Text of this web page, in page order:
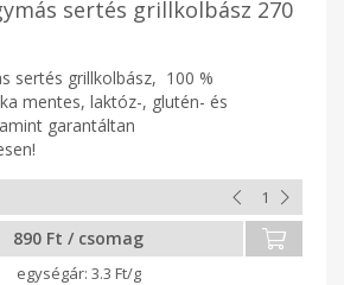
sertés grillkolbász 270
sertés grillkolbász, 100 %
mentes, laktóz-, glutén- és
garantáltan
890 Ft / csomag
3.3 Ft/g